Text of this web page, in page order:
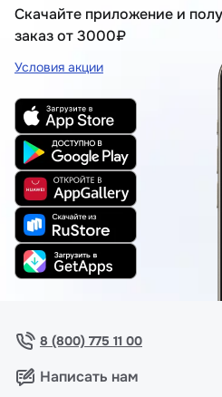
Скачайте приложение и
заказ от 3000₽
Условия акции
8 (800) 775 11 00
Написать нам